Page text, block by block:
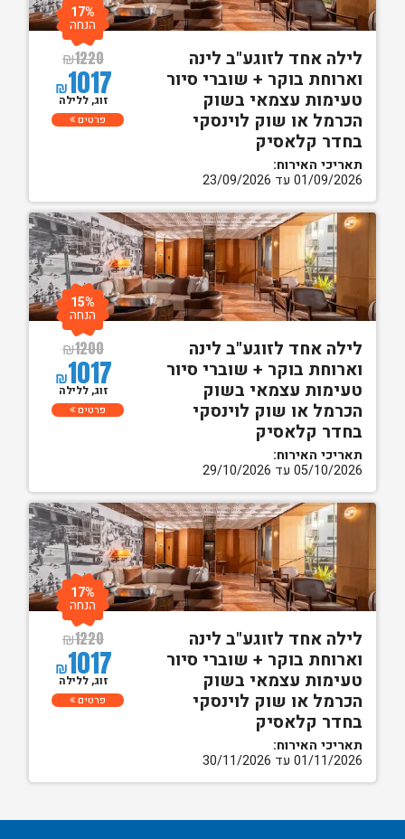
לילה אחד לזוגע"ב לינה
וארוחת בוקר + שוברי סיור
טעימות עצמאי בשוק
הכרמל או שוק לוינסקי
בחדר קלאסיק
תאריכי האירוח:
01/09/2026 עד 23/09/2026
₪1220
₪1017
17%
הנחה
זוג, ללילה
פרטים
לילה אחד לזוגע"ב לינה
וארוחת בוקר + שוברי סיור
טעימות עצמאי בשוק
הכרמל או שוק לוינסקי
בחדר קלאסיק
תאריכי האירוח:
05/10/2026 עד 29/10/2026
₪1200
₪1017
15%
הנחה
זוג, ללילה
פרטים
לילה אחד לזוגע"ב לינה
וארוחת בוקר + שוברי סיור
טעימות עצמאי בשוק
הכרמל או שוק לוינסקי
בחדר קלאסיק
תאריכי האירוח:
01/11/2026 עד 30/11/2026
₪1220
₪1017
17%
הנחה
זוג, ללילה
פרטים